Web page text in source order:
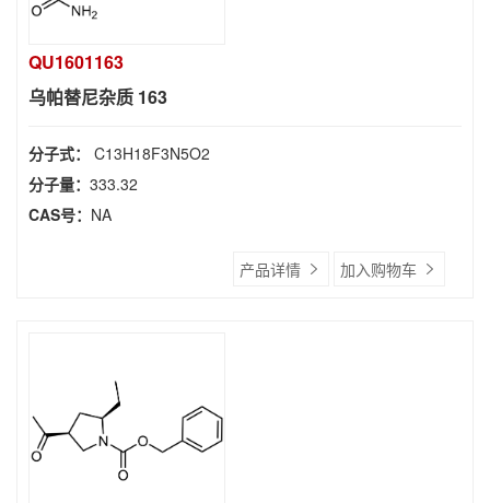
QU1601163
乌帕替尼杂质 163
分子式： C13H18F3N5O2
分子量： 333.32
CAS号： NA
产品详情 加入购物车